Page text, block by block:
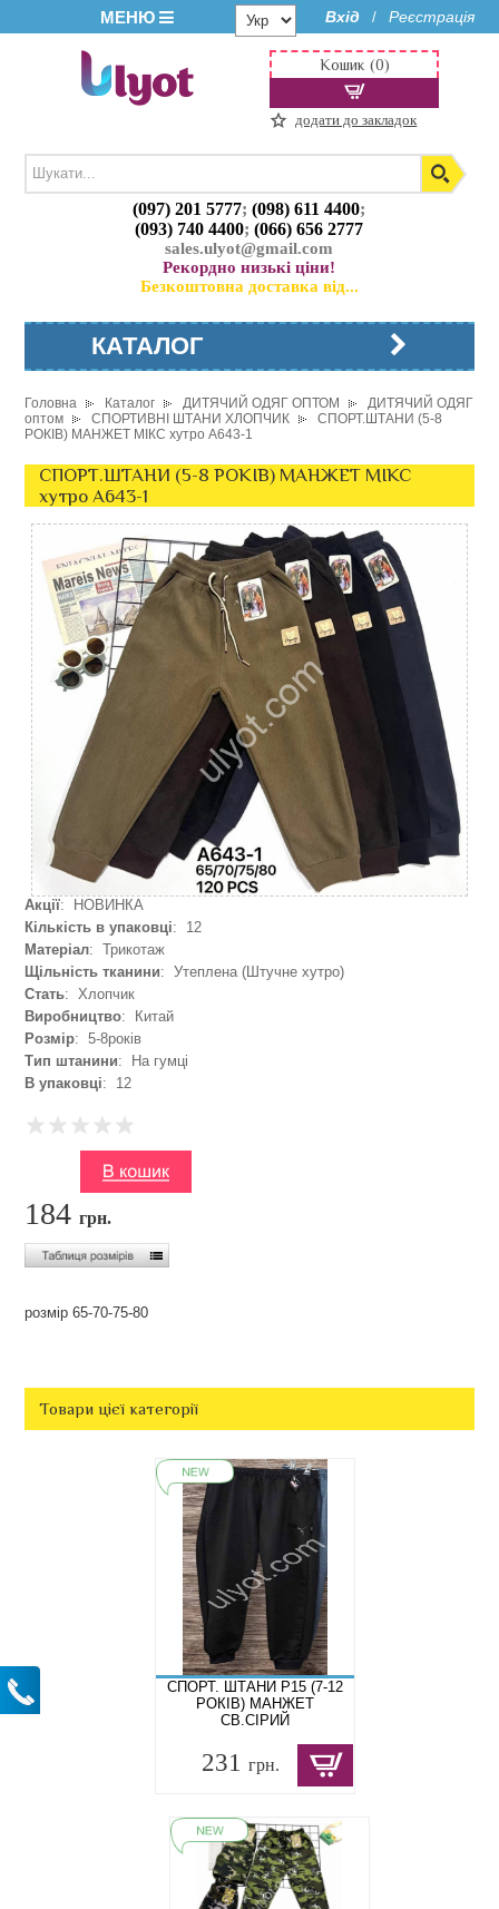
МЕНЮ Вхід / Реєстрація
(097) 201 5777;(098) 611 4400;
(093) 740 4400;(066) 656 2777
sales.ulyot@gmail.com
Рекордно низькі ціни!
Безкоштовна доставка від...
Кошик (0)
додати до закладок
КАТАЛОГ
Головна Каталог ДИТЯЧИЙ ОДЯГ ОПТОМ
ДИТЯЧИЙ ОДЯГ
оптом
СПОРТИВНІ ШТАНИ ХЛОПЧИК
СПОРТ.ШТАНИ (5-8
РОКІВ) МАНЖЕТ МІКС хутро A643-1
СПОРТ.ШТАНИ (5-8 РОКІВ) МАНЖЕТ МІКС
хутро A643-1
Акції: НОВИНКА
Кількість в упаковці: 12
Матеріал: Трикотаж
Щільність тканини: Утеплена (Штучне хутро)
Стать: Хлопчик
Виробництво: Китай
Розмір: 5-8років
Тип штанини: На гумці
В упаковці: 12
184грн.
розмір 65-70-75-80
Товари цієї категорії
СПОРТ. ШТАНИ P15 (7-12
РОКІВ) МАНЖЕТ
СВ.СІРИЙ
231 грн.